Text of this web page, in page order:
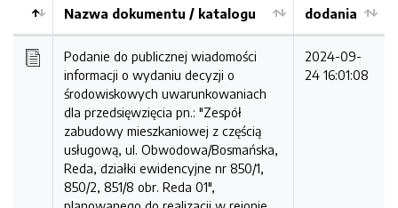
Kolejność
Nazwa dokumentu / katalogu
dodania
Podanie do publicznej wiadomości
informacji o wydaniu decyzji o
środowiskowych uwarunkowaniach
dla przedsięwzięcia pn.: "Zespół
zabudowy mieszkaniowej z częścią
usługową, ul. Obwodowa/Bosmańska,
Reda, działki ewidencyjne nr 850/1,
850/2, 851/8 obr. Reda 01",
2024-09-
24 16:01:08